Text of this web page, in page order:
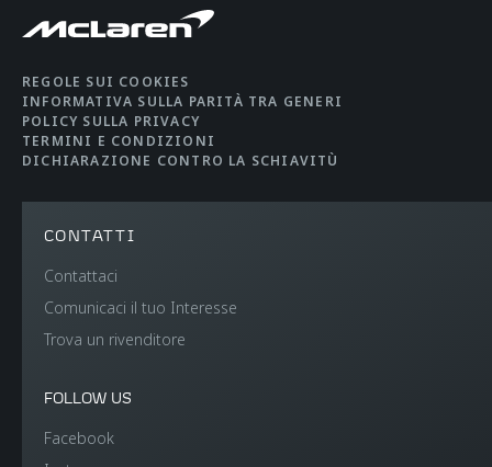
REGOLE SUI COOKIES
INFORMATIVA SULLA PARITÀ TRA GENERI
POLICY SULLA PRIVACY
TERMINI E CONDIZIONI
DICHIARAZIONE CONTRO LA SCHIAVITÙ
CONTATTI
Contattaci
Comunicaci il tuo Interesse
Trova un rivenditore
FOLLOW US
Facebook